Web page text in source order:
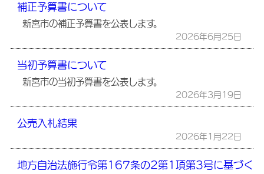
補正予算書について
新宮市の補正予算書を公表します。
2026年6月25日
当初予算書について
新宮市の当初予算書を公表します。
2026年3月19日
公売入札結果
2026年1月22日
地方自治法施行令第167条の2第1項第3号に基づく